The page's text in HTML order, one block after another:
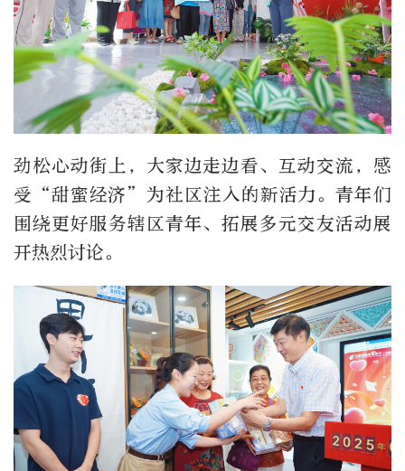
劲松心动街上，大家边走边看、互动交流，感
受“甜蜜经济”为社区注入的新活力。青年们
围绕更好服务辖区青年、拓展多元交友活动展
开热烈讨论。